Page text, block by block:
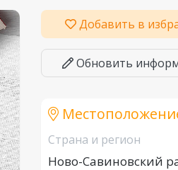
Добавить в
Обновить
Страна и регион
Ново-Савиновский